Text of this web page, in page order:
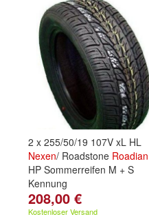
2 x 255/50/19 107V xL HL
Nexen/ Roadstone Roadian
HP Sommerreifen M + S
Kennung
208,00 €
Kostenloser Versand